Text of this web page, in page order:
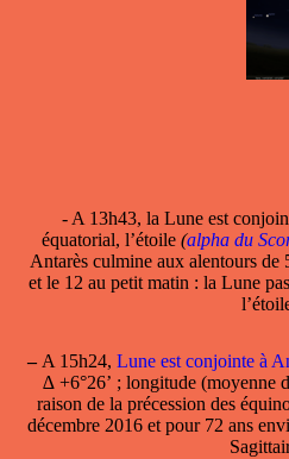
- A 13h43, la Lune est
équatorial, l’étoile (alpha du
Antarès culmine aux alentours de
et le 12 au petit matin : la Lune
–A 15h24, Lune est conjointe à
∆ +6°26’ ; longitude (moyenne
raison de la précession des
décembre 2016 et pour 72 ans